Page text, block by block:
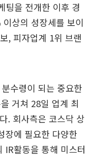
팅을 전개한 이후 경
상의 성장세를 보이
, 피자업계 1위 브랜
수령이 되는 중요한
거쳐 28일 업계 최
. 회사측은 코스닥 상
장에 필요한 다양한
IR활동을 통해 미스터